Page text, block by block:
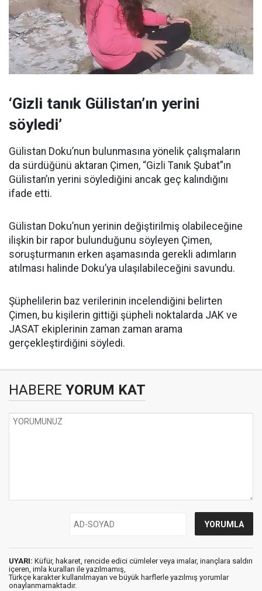
‘Gizli tanık Gülistan’ın yerini
söyledi’
Gülistan Doku’nun bulunmasına yönelik çalışmaların
da sürdüğünü aktaran Çimen, “Gizli Tanık Şubat”ın
Gülistan’ın yerini söylediğini ancak geç kalındığını
ifade etti.
Gülistan Doku’nun yerinin değiştirilmiş olabileceğine
ilişkin bir rapor bulunduğunu söyleyen Çimen,
soruşturmanın erken aşamasında gerekli adımların
atılması halinde Doku’ya ulaşılabileceğini savundu.
Şüphelilerin baz verilerinin incelendiğini belirten
Çimen, bu kişilerin gittiği şüpheli noktalarda JAK ve
JASAT ekiplerinin zaman zaman arama
gerçekleştirdiğini söyledi.
HABERE YORUM KAT
UYARI: Küfür, hakaret, rencide edici cümleler veya imalar, inançlara saldırı
içeren, imla kuralları ile yazılmamış,
Türkçe karakter kullanılmayan ve büyük harflerle yazılmış yorumlar
onaylanmamaktadır.